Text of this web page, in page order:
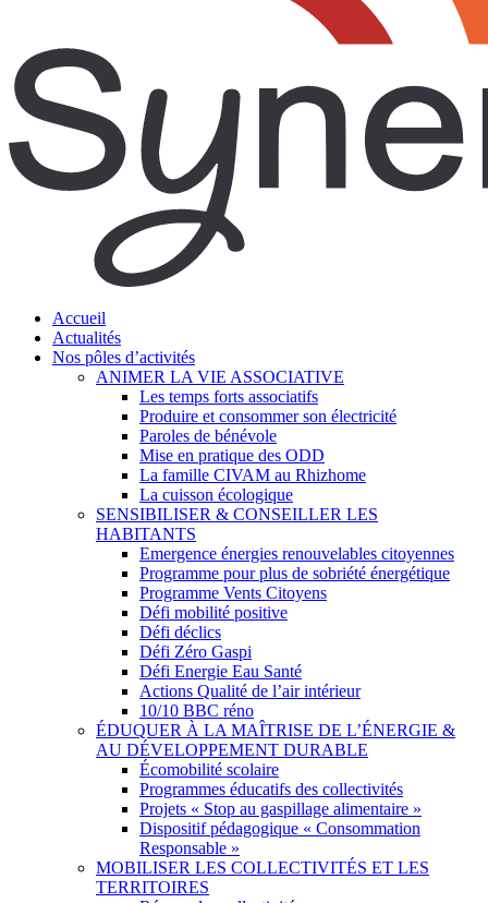
search
Menu
Accueil
Actualités
Nos pôles d’activités
ANIMER LA VIE ASSOCIATIVE
Les temps forts associatifs
Produire et consommer son électricité
Paroles de bénévole
Mise en pratique des ODD
La famille CIVAM au Rhizhome
La cuisson écologique
SENSIBILISER & CONSEILLER LES
HABITANTS
Emergence énergies renouvelables citoyennes
Programme pour plus de sobriété énergétique
Programme Vents Citoyens
Défi mobilité positive
Défi déclics
Défi Zéro Gaspi
Défi Energie Eau Santé
Actions Qualité de l’air intérieur
10/10 BBC réno
ÉDUQUER À LA MAÎTRISE DE L’ÉNERGIE &
AU DÉVELOPPEMENT DURABLE
Écomobilité scolaire
Programmes éducatifs des collectivités
Projets « Stop au gaspillage alimentaire »
Dispositif pédagogique « Consommation
Responsable »
MOBILISER LES COLLECTIVITÉS ET LES
TERRITOIRES